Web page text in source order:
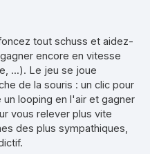
tout schuss et aidez-
encore en vitesse
...). Le jeu se joue
de la souris : un clic pour
looping en l'air et gagner
vous relever plus vite
des plus sympathiques,